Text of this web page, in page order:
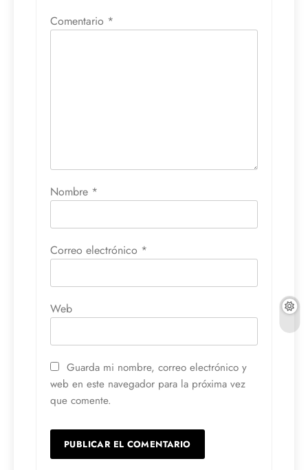
Comentario *
Nombre *
Correo electrónico *
Web
Guarda mi nombre, correo electrónico y
web en este navegador para la próxima vez
que comente.